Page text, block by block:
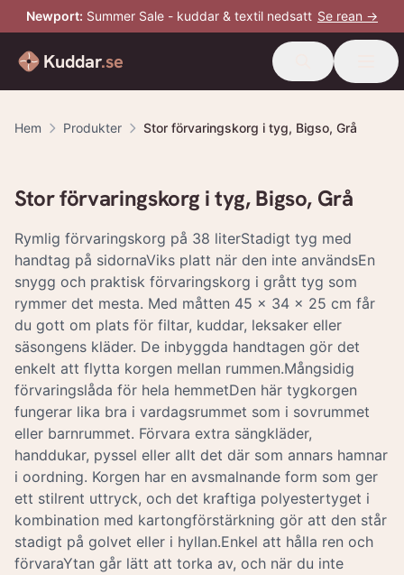
Newport: Summer Sale - kuddar & textil nedsatt Se rean →
Kuddar.se
Hem Produkter Stor förvaringskorg i tyg, Bigso, Grå
Stor förvaringskorg i tyg, Bigso, Grå
Rymlig förvaringskorg på 38 literStadigt tyg med
handtag på sidornaViks platt när den inte användsEn
snygg och praktisk förvaringskorg i grått tyg som
rymmer det mesta. Med måtten 45 x 34 x 25 cm får
du gott om plats för filtar, kuddar, leksaker eller
säsongens kläder. De inbyggda handtagen gör det
enkelt att flytta korgen mellan rummen.Mångsidig
förvaringslåda för hela hemmetDen här tygkorgen
fungerar lika bra i vardagsrummet som i sovrummet
eller barnrummet. Förvara extra sängkläder,
handdukar, pyssel eller allt det där som annars hamnar
i oordning. Korgen har en avsmalnande form som ger
ett stilrent uttryck, och det kraftiga polyestertyget i
kombination med kartongförstärkning gör att den står
stadigt på golvet eller i hyllan.Enkel att hålla ren och
förvaraYtan går lätt att torka av, och när du inte